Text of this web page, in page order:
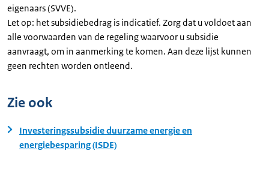
eigenaars (SVVE).
Let op: het subsidiebedrag is indicatief. Zorg dat u voldoet aan
alle voorwaarden van de regeling waarvoor u subsidie
aanvraagt, om in aanmerking te komen. Aan deze lijst kunnen
geen rechten worden ontleend.
Zie ook
Investeringssubsidie duurzame energie en
energiebesparing (ISDE)